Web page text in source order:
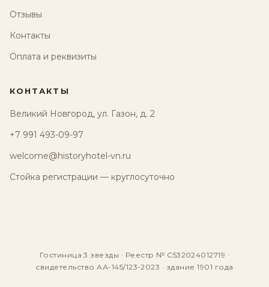
Отзывы
Контакты
Оплата и реквизиты
КОНТАКТЫ
Великий Новгород, ул. Газон, д. 2
+7 991 493-09-97
welcome@historyhotel-vn.ru
Стойка регистрации — круглосуточно
Гостиница 3 звезды · Реестр № С532024012719 ·
свидетельство АА-145/123-2023 · здание 1901 года